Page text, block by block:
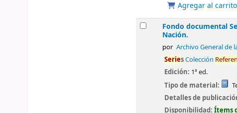
Agregar al carrito
Fondo documental
Nación.
por Archivo General de
SeriesColección
Edición: 1ª ed.
Tipo de material:
Detalles de
Disponibilidad:Ítems